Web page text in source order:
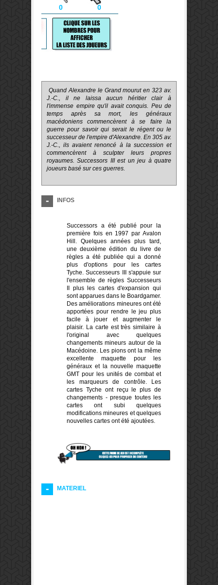
0 0
Quand Alexandre le Grand mourut en 323 av.
J.-C., il ne laissa aucun héritier clair à
l'immense empire qu'il avait conquis. Peu de
temps après sa mort, les généraux
macédoniens commencèrent à se faire la
guerre pour savoir qui serait le régent ou le
successeur de l'empire d'Alexandre. En 305 av.
J.-C., ils avaient renoncé à la succession et
commencèrent à sculpter leurs propres
royaumes. Successors III est un jeu à quatre
joueurs basé sur ces guerres.
INFOS
Successors a été publié pour la
première fois en 1997 par Avalon
Hill. Quelques années plus tard,
une deuxième édition du livre de
règles a été publiée qui a donné
plus d'options pour les cartes
Tyche. Successeurs III s'appuie sur
l'ensemble de règles Successeurs
II plus les cartes d'expansion qui
sont apparues dans le Boardgamer.
Des améliorations mineures ont été
apportées pour rendre le jeu plus
facile à jouer et augmenter le
plaisir. La carte est très similaire à
l'original avec quelques
changements mineurs autour de la
Macédoine. Les pions ont la même
excellente maquette pour les
généraux et la nouvelle maquette
GMT pour les unités de combat et
les marqueurs de contrôle. Les
cartes Tyche ont reçu le plus de
changements - presque toutes les
cartes ont subi quelques
modifications mineures et quelques
nouvelles cartes ont été ajoutées.
MATERIEL